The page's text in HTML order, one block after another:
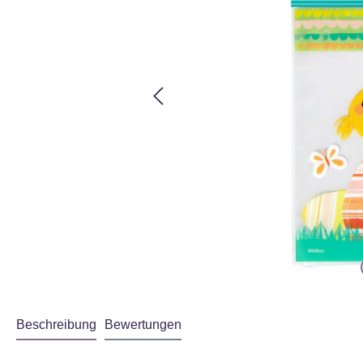
Beschreibung Bewertungen